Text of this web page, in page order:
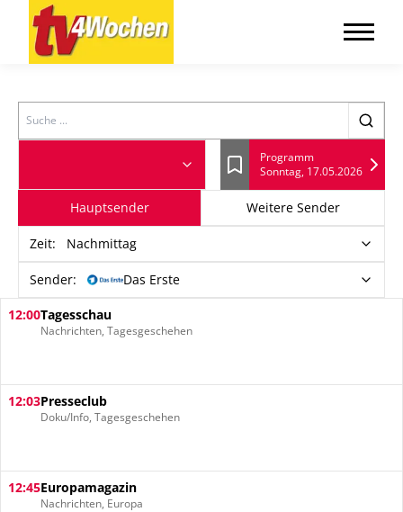
Search
Lesezeichen
Programm
Sonntag, 17.05.2026
Hauptsender Weitere Sender
Zeit: Nachmittag
Sender: Das Erste
12:00Tagesschau
Nachrichten, Tagesgeschehen
12:03Presseclub
Doku/Info, Tagesgeschehen
12:45Europamagazin
Nachrichten, Europa